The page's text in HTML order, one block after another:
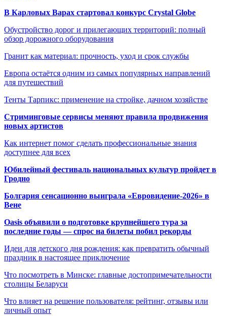
В Карловых Варах стартовал конкурс Crystal Globe
Обустройство дорог и прилегающих территорий: полный
обзор дорожного оборудования
Гранит как материал: прочность, уход и срок службы
Европа остаётся одним из самых популярных направлений
для путешествий
Тенты Тарпикс: применение на стройке, дачном хозяйстве
Стриминговые сервисы меняют правила продвижения
новых артистов
Как интернет помог сделать профессиональные знания
доступнее для всех
Юбилейный фестиваль национальных культур пройдет в
Гродно
Болгария сенсационно выиграла «Евровидение-2026» в
Вене
Oasis объявили о подготовке крупнейшего тура за
последние годы — спрос на билеты побил рекорды
Идеи для детского дня рождения: как превратить обычный
праздник в настоящее приключение
Что посмотреть в Минске: главные достопримечательности
столицы Беларуси
Что влияет на решение пользователя: рейтинг, отзывы или
личный опыт